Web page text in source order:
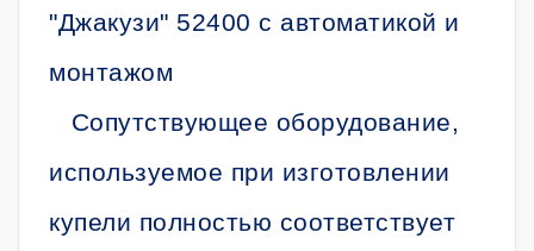
"Джакузи" 52400 с автоматикой и
монтажом
Сопутствующее оборудование,
используемое при изготовлении
купели полностью соответствует